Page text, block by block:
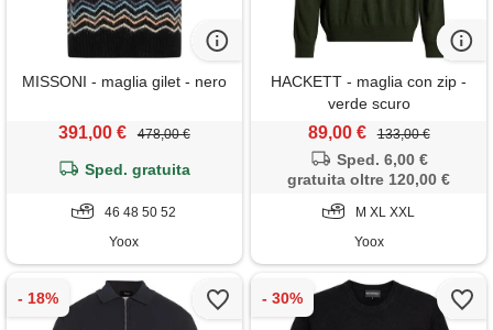
MISSONI - maglia gilet - nero
391,00 € 478,00 €
Sped. gratuita
46 48 50 52
Yoox
HACKETT - maglia con zip -
verde scuro
89,00 € 133,00 €
Sped. 6,00 €
gratuita oltre 120,00 €
M XL XXL
Yoox